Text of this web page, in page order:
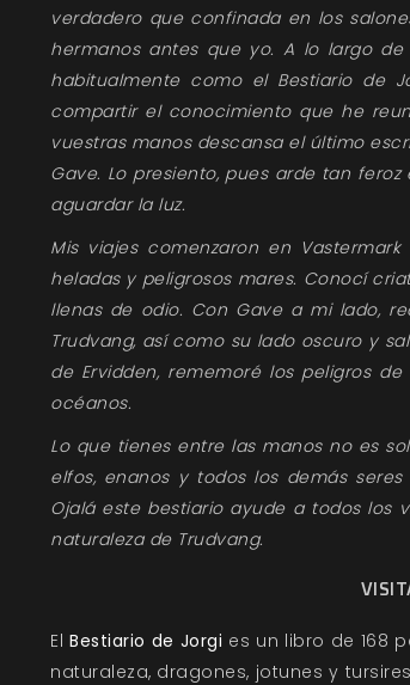
verdadero que confinada en los
hermanos antes que yo. A lo largo
habitualmente como el Bestiario de
compartir el conocimiento que he
vuestras manos descansa el último
Gave. Lo presiento, pues arde tan
aguardar la luz.
Mis viajes comenzaron en
heladas y peligrosos mares. Conocí
llenas de odio. Con Gave a mi lado,
Trudvang, así como su lado oscuro y
de Ervidden, rememoré los peligros
océanos.
Lo que tienes entre las manos no es
elfos, enanos y todos los demás
Ojalá este bestiario ayude a todos los
naturaleza de Trudvang.
ElBestiario de Jorgi es un libro de 168
naturaleza, dragones, jotunes y